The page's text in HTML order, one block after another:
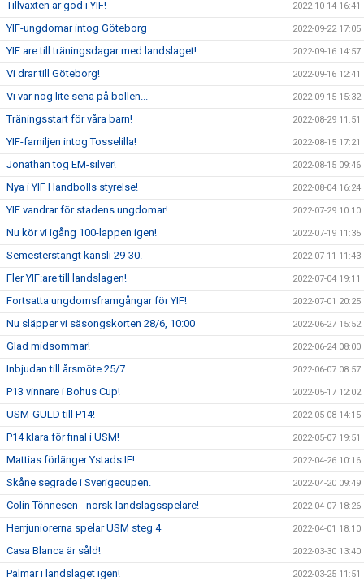
Tillväxten är god i YIF! 2022-10-14 16:41
YIF-ungdomar intog Göteborg 2022-09-22 17:05
YIF:are till träningsdagar med landslaget! 2022-09-16 14:57
Vi drar till Göteborg! 2022-09-16 12:41
Vi var nog lite sena på bollen... 2022-09-15 15:32
Träningsstart för våra barn! 2022-08-29 11:51
YIF-familjen intog Tosselilla! 2022-08-15 17:21
Jonathan tog EM-silver! 2022-08-15 09:46
Nya i YIF Handbolls styrelse! 2022-08-04 16:24
YIF vandrar för stadens ungdomar! 2022-07-29 10:10
Nu kör vi igång 100-lappen igen! 2022-07-19 11:35
Semesterstängt kansli 29-30. 2022-07-11 11:43
Fler YIF:are till landslagen! 2022-07-04 19:11
Fortsatta ungdomsframgångar för YIF! 2022-07-01 20:25
Nu släpper vi säsongskorten 28/6, 10:00 2022-06-27 15:52
Glad midsommar! 2022-06-24 08:00
Inbjudan till årsmöte 25/7 2022-06-07 08:57
P13 vinnare i Bohus Cup! 2022-05-17 12:02
USM-GULD till P14! 2022-05-08 14:15
P14 klara för final i USM! 2022-05-07 19:51
Mattias förlänger Ystads IF! 2022-04-26 10:16
Skåne segrade i Sverigecupen. 2022-04-20 09:49
Colin Tönnesen - norsk landslagsspelare! 2022-04-07 18:26
Herrjuniorerna spelar USM steg 4 2022-04-01 18:10
Casa Blanca är såld! 2022-03-30 13:40
Palmar i landslaget igen! 2022-03-25 11:51